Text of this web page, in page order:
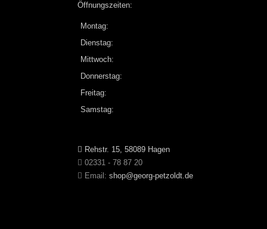
Öffnungszeiten:
Montag:
Dienstag:
Mittwoch:
Donnerstag:
Freitag:
Samstag:
Rehstr. 15, 58089 Hagen
02331 - 78 87 20
Email: shop@georg-petzoldt.de